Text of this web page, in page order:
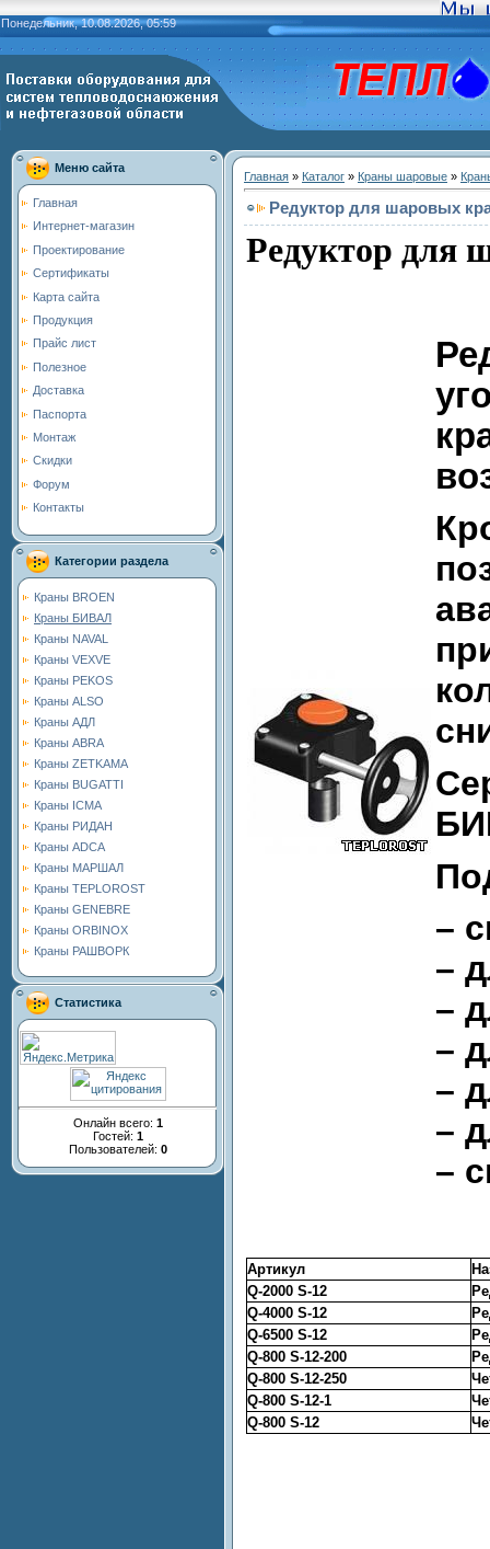
Понедельник, 10.08.2026, 05:59
Меню сайта
Главная
Интернет-магазин
Проектирование
Сертификаты
Карта сайта
Продукция
Прайс лист
Полезное
Доставка
Паспорта
Монтаж
Скидки
Форум
Контакты
Категории раздела
Краны BROEN
Краны БИВАЛ
Краны NAVAL
Краны VEXVE
Краны PEKOS
Краны ALSO
Краны АДЛ
Краны ABRA
Краны ZETKAMA
Краны BUGATTI
Краны ICMA
Краны РИДАН
Краны ADCA
Краны МАРШАЛ
Краны TEPLOROST
Краны GENEBRE
Краны ORBINOX
Краны РАШВОРК
Статистика
Онлайн всего: 1
Гостей: 1
Пользователей: 0
Главная » Каталог » Краны шаровые »
Редуктор для шаровых
Редуктор для
–
–
–
–
–
–
–
Артикул
Q-2000 S-12
Q-4000 S-12
Q-6500 S-12
Q-800 S-12-200
Q-800 S-12-250
Q-800 S-12-1
Q-800 S-12